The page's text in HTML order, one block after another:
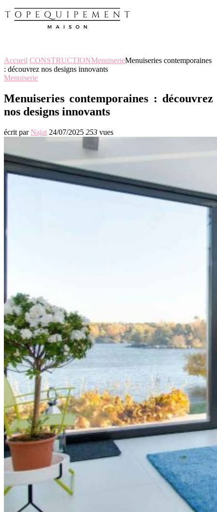
Accueil CONSTRUCTIONMenuiserieMenuiseries contemporaines
: découvrez nos designs innovants
Menuiserie
Menuiseries contemporaines : découvrez
nos designs innovants
écrit parNajat 24/07/2025 253 vues